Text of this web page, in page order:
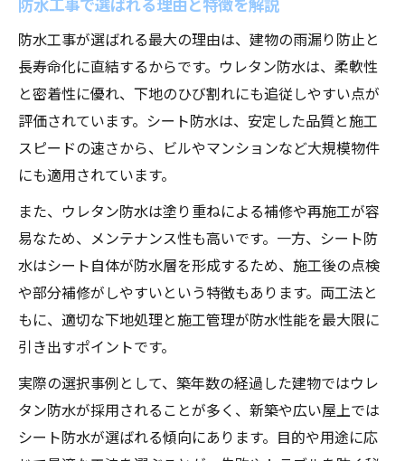
防水工事が選ばれる最大の理由は、建物の雨漏り防止と
長寿命化に直結するからです。ウレタン防水は、柔軟性
と密着性に優れ、下地のひび割れにも追従しやすい点が
評価されています。シート防水は、安定した品質と施工
スピードの速さから、ビルやマンションなど大規模物件
にも適用されています。
また、ウレタン防水は塗り重ねによる補修や再施工が容
易なため、メンテナンス性も高いです。一方、シート防
水はシート自体が防水層を形成するため、施工後の点検
や部分補修がしやすいという特徴もあります。両工法と
もに、適切な下地処理と施工管理が防水性能を最大限に
引き出すポイントです。
実際の選択事例として、築年数の経過した建物ではウレ
タン防水が採用されることが多く、新築や広い屋上では
シート防水が選ばれる傾向にあります。目的や用途に応